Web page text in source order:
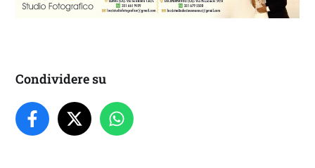
Condividere su